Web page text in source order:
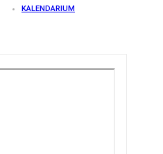
KALENDARIUM